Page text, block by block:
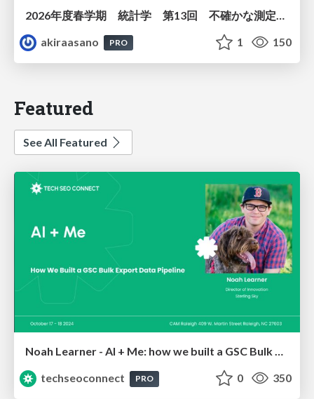
2026年度春学期 統計学 第13回 不確かな測定の不確かさを測る ― 不偏分散とt分布 (2026. 6. 25)
akiraasano
PRO 1 150
Featured
See All Featured
Noah Learner - AI + Me: how we built a GSC Bulk Export data pipeline
techseoconnect
PRO 0 350